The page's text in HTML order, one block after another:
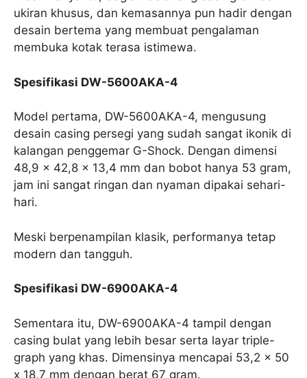
ukiran khusus, dan kemasannya pun hadir dengan
desain bertema yang membuat pengalaman
membuka kotak terasa istimewa.
Spesifikasi DW-5600AKA-4
Model pertama, DW-5600AKA-4, mengusung
desain casing persegi yang sudah sangat ikonik di
kalangan penggemar G-Shock. Dengan dimensi
48,9 x 42,8 x 13,4 mm dan bobot hanya 53 gram,
jam ini sangat ringan dan nyaman dipakai sehari-
hari.
Meski berpenampilan klasik, performanya tetap
modern dan tangguh.
Spesifikasi DW-6900AKA-4
Sementara itu, DW-6900AKA-4 tampil dengan
casing bulat yang lebih besar serta layar triple-
graph yang khas. Dimensinya mencapai 53,2 x 50
x 18,7 mm dengan berat 67 gram.